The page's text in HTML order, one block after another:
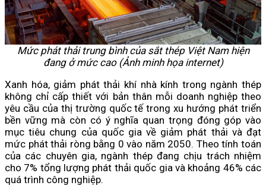
Mức phát thải trung bình của sắt thép Việt Nam hiện
đang ở mức cao (Ảnh minh họa internet)
Xanh hóa, giảm phát thải khí nhà kính trong ngành thép
không chỉ cấp thiết với bản thân mỗi doanh nghiệp theo
yêu cầu của thị trường quốc tế trong xu hướng phát triển
bền vững mà còn có ý nghĩa quan trọng đóng góp vào
mục tiêu chung của quốc gia về giảm phát thải và đạt
mức phát thải ròng bằng 0 vào năm 2050. Theo tính toán
của các chuyên gia, ngành thép đang chịu trách nhiệm
cho 7% tổng lượng phát thải quốc gia và khoảng 46% các
quá trình công nghiệp.